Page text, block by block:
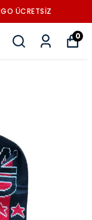
ÜCRETSİZ
0